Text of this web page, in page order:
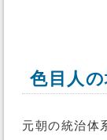
色目人
元朝の統治体